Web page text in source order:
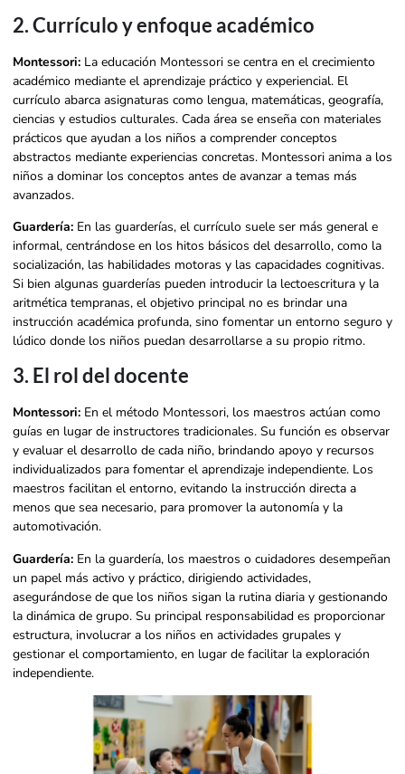
2. Currículo y enfoque académico
Montessori: La educación Montessori se centra en el crecimiento
académico mediante el aprendizaje práctico y experiencial. El
currículo abarca asignaturas como lengua, matemáticas, geografía,
ciencias y estudios culturales. Cada área se enseña con materiales
prácticos que ayudan a los niños a comprender conceptos
abstractos mediante experiencias concretas. Montessori anima a los
niños a dominar los conceptos antes de avanzar a temas más
avanzados.
Guardería: En las guarderías, el currículo suele ser más general e
informal, centrándose en los hitos básicos del desarrollo, como la
socialización, las habilidades motoras y las capacidades cognitivas.
Si bien algunas guarderías pueden introducir la lectoescritura y la
aritmética tempranas, el objetivo principal no es brindar una
instrucción académica profunda, sino fomentar un entorno seguro y
lúdico donde los niños puedan desarrollarse a su propio ritmo.
3. El rol del docente
Montessori: En el método Montessori, los maestros actúan como
guías en lugar de instructores tradicionales. Su función es observar
y evaluar el desarrollo de cada niño, brindando apoyo y recursos
individualizados para fomentar el aprendizaje independiente. Los
maestros facilitan el entorno, evitando la instrucción directa a
menos que sea necesario, para promover la autonomía y la
automotivación.
Guardería: En la guardería, los maestros o cuidadores desempeñan
un papel más activo y práctico, dirigiendo actividades,
asegurándose de que los niños sigan la rutina diaria y gestionando
la dinámica de grupo. Su principal responsabilidad es proporcionar
estructura, involucrar a los niños en actividades grupales y
gestionar el comportamiento, en lugar de facilitar la exploración
independiente.